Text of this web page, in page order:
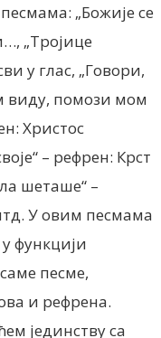
„Божије се
„Тројице
у глас, „Говори,
виду, помози мом
Христос
– рефрен: Крст
шеташе“ –
У овим песмама
функцији
песме,
и рефрена.
јединству са